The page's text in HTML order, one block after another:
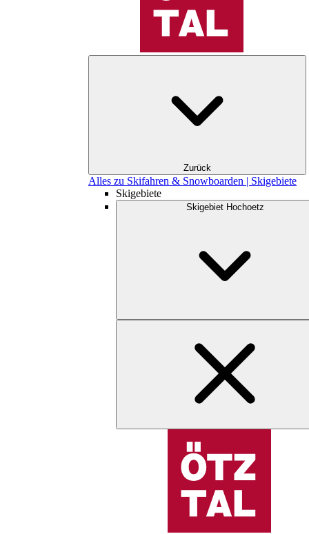
Zurück
Alles zu Skifahren & Snowboarden | Skigebiete
Skigebiete
Skigebiet Hochoetz